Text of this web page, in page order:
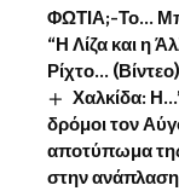
ΦΩΤΙΑ;-Το…
“Η Λίζα και η
Ρίχτο… (Βίντεο)
Χαλκίδα:
δρόμοι τον
αποτύπωμα
στην